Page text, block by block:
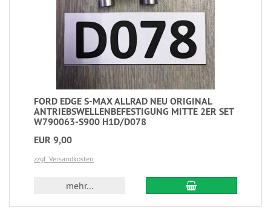
FORD EDGE S-MAX ALLRAD NEU ORIGINAL
ANTRIEBSWELLENBEFESTIGUNG MITTE 2ER SET
W790063-S900 H1D/D078
EUR 9,00
zzgl. Versandkosten
mehr...